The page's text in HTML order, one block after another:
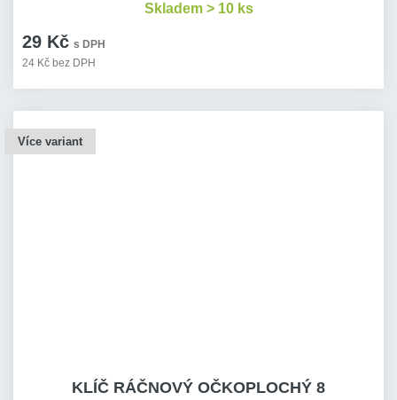
29 Kč s DPH
24 Kč bez DPH
Skladem > 10 ks
Více variant
KLÍČ RÁČNOVÝ OČKOPLOCHÝ 8